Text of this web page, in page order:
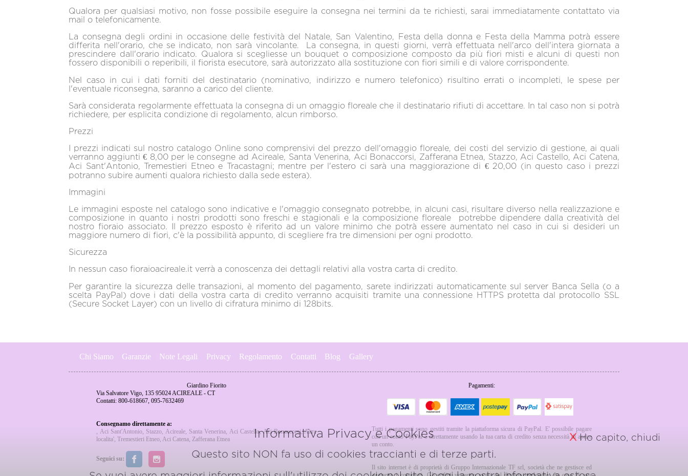
Qualora per qualsiasi motivo, non fosse possibile eseguire la consegna nei termini da te richiesti, sarai immediatamente contattato via
mail o telefonicamente.
La consegna degli ordini in occasione delle festività del Natale, San Valentino, Festa della donna e Festa della Mamma potrà essere
differita nell'orario, che se indicato, non sarà vincolante. La consegna, in questi giorni, verrà effettuata nell'arco dell'intera giornata a
prescindere dall'orario indicato. Qualora si scegliesse un bouquet o composizione composto da più fiori misti e alcuni di questi non
fossero disponibili o reperibili, il fiorista esecutore, sarà autorizzato alla sostituzione con fiori simili e di valore corrispondente.
Nel caso in cui i dati forniti del destinatario (nominativo, indirizzo e numero telefonico) risultino errati o incompleti, le spese per
l'eventuale riconsegna, saranno a carico del cliente.
Sarà considerata regolarmente effettuata la consegna di un omaggio floreale che il destinatario rifiuti di accettare. In tal caso non si potrà
richiedere, per esplicita condizione di regolamento, alcun rimborso.
Prezzi
I prezzi indicati sul nostro catalogo Online sono comprensivi del prezzo dell'omaggio floreale, dei costi del servizio di gestione, ai quali
verranno aggiunti € 8,00 per le consegne ad Acireale, Santa Venerina, Aci Bonaccorsi, Zafferana Etnea, Stazzo, Aci Castello, Aci Catena,
Aci Sant'Antonio, Tremestieri Etneo e Tracastagni; mentre per l'estero ci sarà una maggiorazione di € 20,00 (in questo caso i prezzi
potranno subire aumenti qualora richiesto dalla sede estera).
Immagini
Le immagini esposte nel catalogo sono indicative e l'omaggio consegnato potrebbe, in alcuni casi, risultare diverso nella realizzazione e
composizione in quanto i nostri prodotti sono freschi e stagionali e la composizione floreale potrebbe dipendere dalla creatività del
nostro fioraio associato. Il prezzo esposto è riferito ad un valore minimo che potrà essere aumentato nel caso in cui si desideri un
maggiore numero di fiori, c'è la possibilità appunto, di scegliere fra tre dimensioni per ogni prodotto.
Sicurezza
In nessun caso fioraioacireale.it verrà a conoscenza dei dettagli relativi alla vostra carta di credito.
Per garantire la sicurezza delle transazioni, al momento del pagamento, sarete indirizzati automaticamente sul server Banca Sella (o a
scelta PayPal) dove i dati della vostra carta di credito verranno acquisiti tramite una connessione HTTPS protetta dal protocollo SSL
(Secure Socket Layer) con un livello di cifratura minimo di 128bits.
Chi Siamo Garanzie Note Legali Privacy Regolamento Contatti Blog Gallery
Giardino Fiorito
Via Salvatore Vigo, 135 95024 ACIREALE - CT
Contatti: 800-618667, 095-7632469
Consegnamo direttamente a:
Aci Sant'Antonio, Stazzo Acireale, Santa Venerina Aci Castello,Aci Bonaccorsi ,Altre
localita' ,Tremestieri Etneo Aci Catena Zafferana Etnea
Seguici su:
Pagamenti:
Tutti i pagamenti sono gestiti tramite la piattaforma sicura di PayPal. E' possibile pagare
con un conto PayPal o direttamente usando la tua carta di credito senza necessità di aprire
un conto.
Il sito internet è di proprietà di Gruppo Internazionale TF srl, società che ne gestisce ed
Informativa Privacy e Cookies
Questo sito NON fa uso di cookies traccianti e di terze parti.
XHo capito, chiudi